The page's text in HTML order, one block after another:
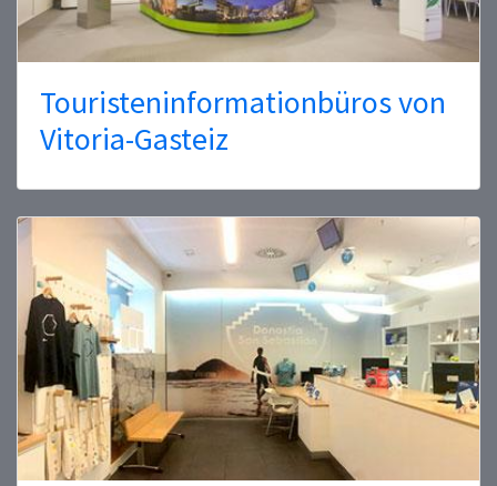
Touristeninformationbüros von
Vitoria-Gasteiz